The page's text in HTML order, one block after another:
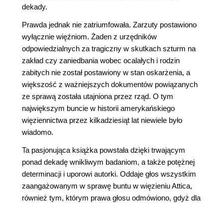
dekady.
Prawda jednak nie zatriumfowała. Zarzuty postawiono
wyłącznie więźniom. Żaden z urzędników
odpowiedzialnych za tragiczny w skutkach szturm na
zakład czy zaniedbania wobec ocalałych i rodzin
zabitych nie został postawiony w stan oskarżenia, a
większość z ważniejszych dokumentów powiązanych
ze sprawą została utajniona przez rząd. O tym
największym buncie w historii amerykańskiego
więziennictwa przez kilkadziesiąt lat niewiele było
wiadomo.
Ta pasjonująca książka powstała dzięki trwającym
ponad dekadę wnikliwym badaniom, a także potężnej
determinacji i uporowi autorki. Oddaje głos wszystkim
zaangażowanym w sprawę buntu w więzieniu Attica,
również tym, którym prawa głosu odmówiono, gdyż dla